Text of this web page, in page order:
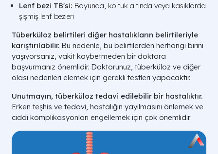
Lenf bezi TB'si: Boyunda, koltuk altında veya kasıklarda
şişmiş lenf bezleri
Tüberküloz belirtileri diğer hastalıkların belirtileriyle
karıştırılabilir. Bu nedenle, bu belirtilerden herhangi birini
yaşıyorsanız, vakit kaybetmeden bir doktora
başvurmanız önemlidir. Doktorunuz, tüberküloz ve diğer
olası nedenleri elemek için gerekli testleri yapacaktır.
Unutmayın, tüberküloz tedavi edilebilir bir hastalıktır.
Erken teşhis ve tedavi, hastalığın yayılmasını önlemek ve
ciddi komplikasyonları engellemek için çok önemlidir.